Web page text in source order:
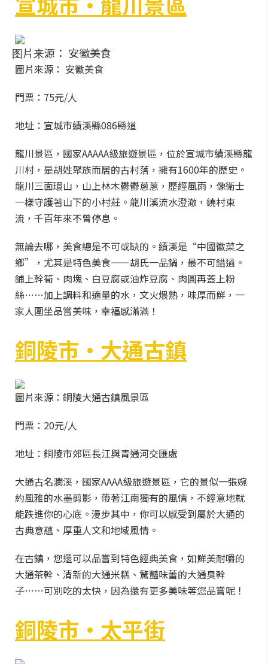
图片来源： 安徽美食
圖片來源： 安徽美食
門票：75元/人
地址：宣城市績溪縣086縣道
龍川景區，國家AAAAA級旅遊景區，位於宣城市績溪縣龍
川村，是胡姓聚族而居的古村落，擁有1600年的歷史。
龍川三面環山，山上林木鬱鬱蔥蔥，歷經風雨，像衛士
一樣守護著山下的小村莊。龍川溪流水澄澈，繞村東
流，千百年來不曾停息。
無論去哪，美食總是不可或缺的。績溪是“中國徽菜之
鄉”，尤其是特色美食——胡氏一品鍋，最不可錯過。
鋪上幹筍、肉塊、白豆腐或油炸豆腐、肉圓再蓋上粉
絲……加上調料和適量的水，文火煨熟，味厚而鮮，一
家人圍坐品嘗美味，幸福感滿滿！
銅陵市·大通古鎮
圖片來源：銅陵大通古鎮風景區
門票：20元/人
地址：銅陵市郊區長江與青通河交匯處
大通古名瀾溪，國家AAAA級旅遊景區，它的景似一張婉
約風雅的水墨剪影，帶著江南獨有的風情，不經意地就
能跌進你的心底。漫步其中，你可以感受到屬於大通的
古典意蘊、厚重人文和地域風情。
在古鎮，您還可以品嘗到特色經典美食，如鮮美耐嚼的
大通茶幹、清新的大通米糕、驚豔味蕾的大通臭幹
子……可別吃的太快，因為還有更多美味等您品嘗呢！
銅陵市·太平街